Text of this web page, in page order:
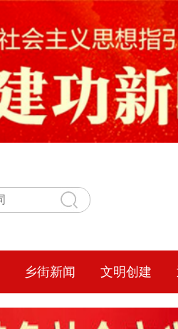
乡街新闻 文明创建